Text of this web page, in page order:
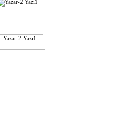
Yazar-2 Yazı1